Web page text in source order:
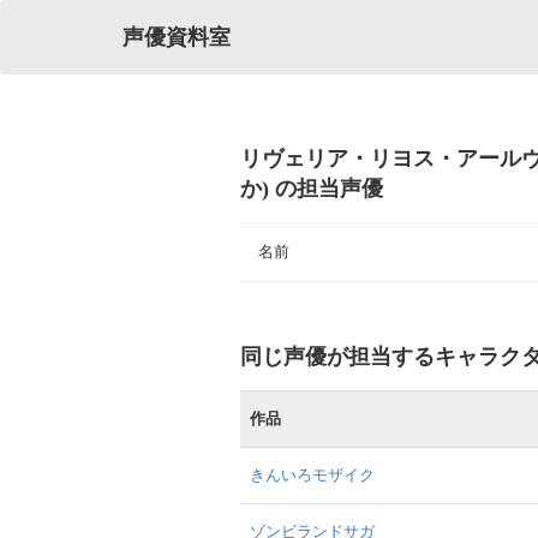
声優資料室
リヴェリア・リヨス・アール
か) の担当声優
名前
同じ声優が担当するキャラク
作品
きんいろモザイク
ゾンビランドサガ